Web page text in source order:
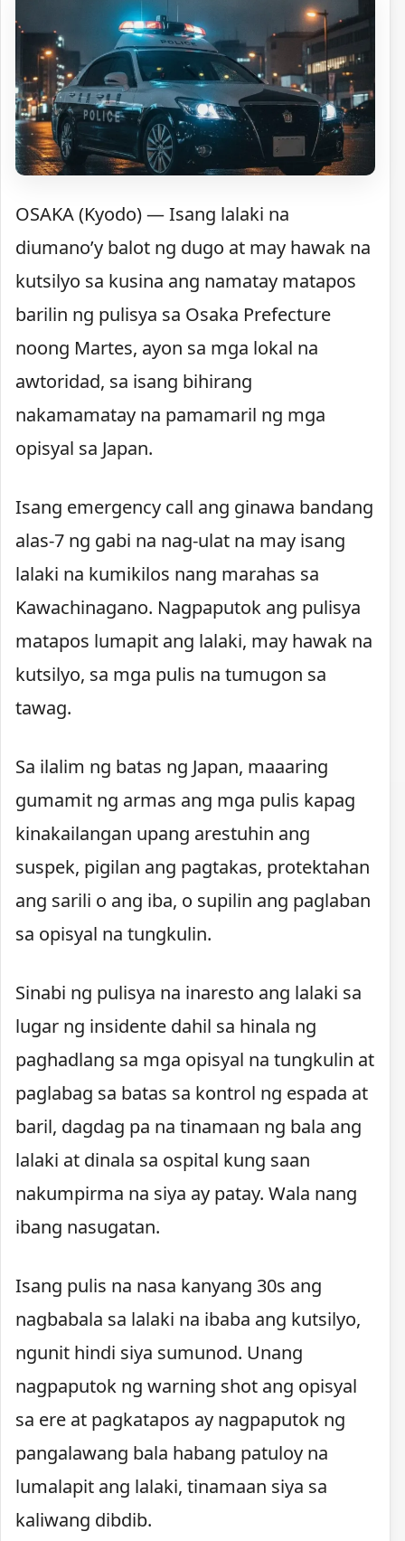
OSAKA (Kyodo) — Isang lalaki na
diumano’y balot ng dugo at may hawak na
kutsilyo sa kusina ang namatay matapos
barilin ng pulisya sa Osaka Prefecture
noong Martes, ayon sa mga lokal na
awtoridad, sa isang bihirang
nakamamatay na pamamaril ng mga
opisyal sa Japan.
Isang emergency call ang ginawa bandang
alas-7 ng gabi na nag-ulat na may isang
lalaki na kumikilos nang marahas sa
Kawachinagano. Nagpaputok ang pulisya
matapos lumapit ang lalaki, may hawak na
kutsilyo, sa mga pulis na tumugon sa
tawag.
Sa ilalim ng batas ng Japan, maaaring
gumamit ng armas ang mga pulis kapag
kinakailangan upang arestuhin ang
suspek, pigilan ang pagtakas, protektahan
ang sarili o ang iba, o supilin ang paglaban
sa opisyal na tungkulin.
Sinabi ng pulisya na inaresto ang lalaki sa
lugar ng insidente dahil sa hinala ng
paghadlang sa mga opisyal na tungkulin at
paglabag sa batas sa kontrol ng espada at
baril, dagdag pa na tinamaan ng bala ang
lalaki at dinala sa ospital kung saan
nakumpirma na siya ay patay. Wala nang
ibang nasugatan.
Isang pulis na nasa kanyang 30s ang
nagbabala sa lalaki na ibaba ang kutsilyo,
ngunit hindi siya sumunod. Unang
nagpaputok ng warning shot ang opisyal
sa ere at pagkatapos ay nagpaputok ng
pangalawang bala habang patuloy na
lumalapit ang lalaki, tinamaan siya sa
kaliwang dibdib.